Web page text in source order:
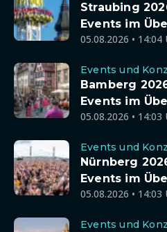
Straubing
Events im
05.08.2026 • 14:04
Events und
Bamberg
Events im
05.08.2026 • 14:03
Events und
Nürnberg
Events im
05.08.2026 • 14:03
Events und